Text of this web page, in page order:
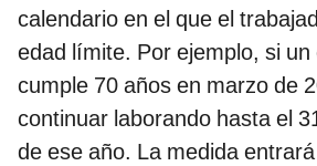
calendario en el que el
edad límite. Por ejemplo, si un
cumple 70 años en marzo de
continuar laborando hasta el
de ese año. La medida